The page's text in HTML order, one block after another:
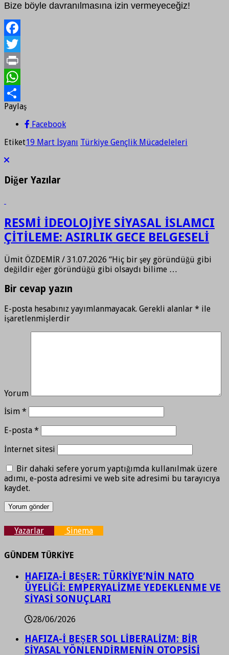
Bize böyle davranılmasına izin vermeyeceğiz!
Facebook
Twitter
Print
WhatsApp
Paylaş
Paylaş
Facebook
Etiket19 Mart İsyanı Türkiye Gençlik Mücadeleleri
Diğer Yazılar
RESMİ İDEOLOJİYE SİYASAL İSLAMCI
ÇİTİLEME: ASIRLIK GECE BELGESELİ
Ümit ÖZDEMİR / 31.07.2026 “Hiç bir şey göründüğü gibi
değildir eğer göründüğü gibi olsaydı bilime …
Bir cevap yazın
E-posta hesabınız yayımlanmayacak. Gerekli alanlar * ile
işaretlenmişlerdir
Yorum
İsim *
E-posta *
İnternet sitesi
Bir dahaki sefere yorum yaptığımda kullanılmak üzere
adımı, e-posta adresimi ve web site adresimi bu tarayıcıya
kaydet.
Yazarlar Sinema
GÜNDEM TÜRKİYE
HAFIZA-İ BEŞER: TÜRKİYE’NİN NATO
ÜYELİĞİ: EMPERYALİZME YEDEKLENME VE
SİYASİ SONUÇLARI
28/06/2026
HAFIZA-İ BEŞER SOL LİBERALİZM: BİR
SİYASAL YÖNLENDİRMENİN OTOPSİSİ